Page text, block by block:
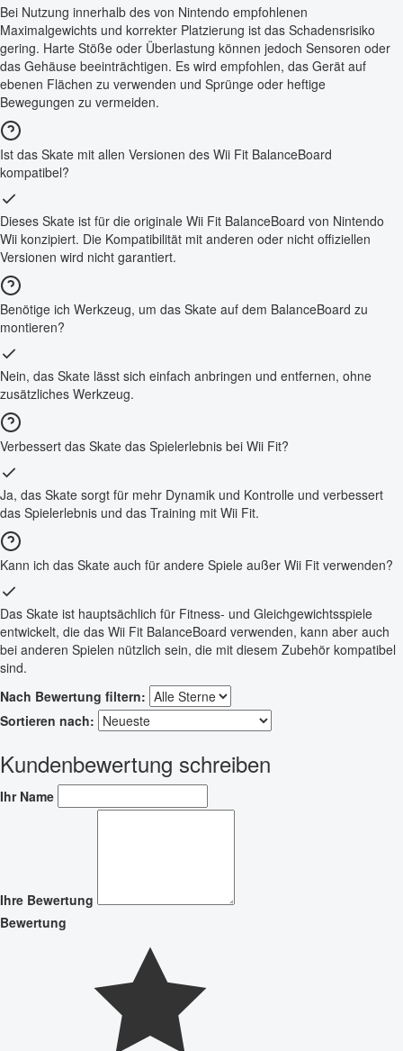
Bei Nutzung innerhalb des von Nintendo empfohlenen
Maximalgewichts und korrekter Platzierung ist das Schadensrisiko
gering. Harte Stöße oder Überlastung können jedoch Sensoren oder
das Gehäuse beeinträchtigen. Es wird empfohlen, das Gerät auf
ebenen Flächen zu verwenden und Sprünge oder heftige
Bewegungen zu vermeiden.
Ist das Skate mit allen Versionen des Wii Fit BalanceBoard
kompatibel?
Dieses Skate ist für die originale Wii Fit BalanceBoard von Nintendo
Wii konzipiert. Die Kompatibilität mit anderen oder nicht offiziellen
Versionen wird nicht garantiert.
Benötige ich Werkzeug, um das Skate auf dem BalanceBoard zu
montieren?
Nein, das Skate lässt sich einfach anbringen und entfernen, ohne
zusätzliches Werkzeug.
Verbessert das Skate das Spielerlebnis bei Wii Fit?
Ja, das Skate sorgt für mehr Dynamik und Kontrolle und verbessert
das Spielerlebnis und das Training mit Wii Fit.
Kann ich das Skate auch für andere Spiele außer Wii Fit verwenden?
Das Skate ist hauptsächlich für Fitness- und Gleichgewichtsspiele
entwickelt, die das Wii Fit BalanceBoard verwenden, kann aber auch
bei anderen Spielen nützlich sein, die mit diesem Zubehör kompatibel
sind.
Nach Bewertung filtern:
Sortieren nach:
Kundenbewertung schreiben
Ihr Name
Ihre Bewertung
Bewertung